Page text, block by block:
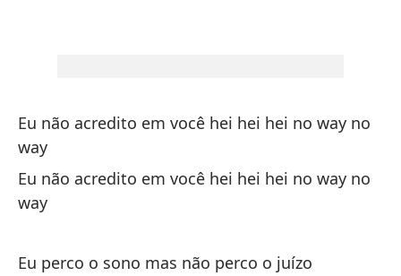
Eu não acredito em você hei hei hei no way no
way
Eu não acredito em você hei hei hei no way no
way
Eu perco o sono mas não perco o juízo